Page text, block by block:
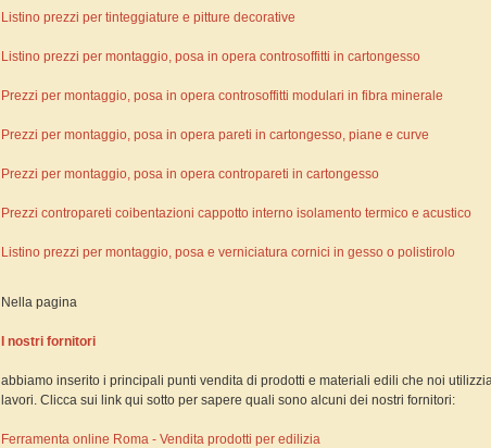
Listino prezzi per tinteggiature e pitture decorative
Listino prezzi per montaggio, posa in opera controsoffitti in cartongesso
Prezzi per montaggio, posa in opera controsoffitti modulari in fibra minerale
Prezzi per montaggio, posa in opera pareti in cartongesso, piane e curve
Prezzi per montaggio, posa in opera contropareti in cartongesso
Prezzi contropareti coibentazioni cappotto interno isolamento termico e acustico
Listino prezzi per montaggio, posa e verniciatura cornici in gesso o polistirolo
Nella pagina
I nostri fornitori
abbiamo inserito i principali punti vendita di prodotti e materiali edili che noi
lavori. Clicca sui link qui sotto per sapere quali sono alcuni dei nostri fornitori:
Ferramenta online Roma - Vendita prodotti per edilizia